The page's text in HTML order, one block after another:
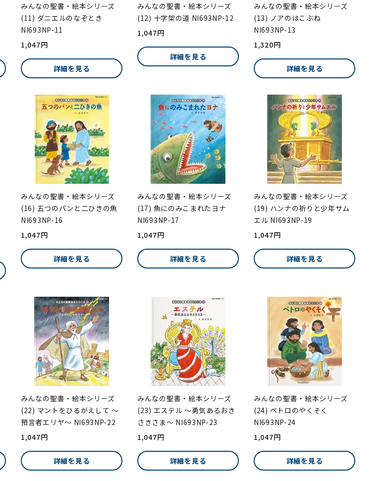
みんなの聖書・絵本シリーズ
(11) ダニエルのなぞとき
NI693NP-11
1,047円
詳細を見る
みんなの聖書・絵本シリーズ
(12) 十字架の道 NI693NP-12
1,047円
詳細を見る
みんなの聖書・絵本シリーズ
(13) ノアのはこぶね
NI693NP-13
1,320円
詳細を見る
みんなの聖書・絵本シリーズ
(16) 五つのパンと二ひきの魚
NI693NP-16
1,047円
詳細を見る
みんなの聖書・絵本シリーズ
(17) 魚にのみこまれたヨナ
NI693NP-17
1,047円
詳細を見る
みんなの聖書・絵本シリーズ
(19) ハンナの祈りと少年サム
エル NI693NP-19
1,047円
詳細を見る
みんなの聖書・絵本シリーズ
(22) マントをひるがえして ～
預言者エリヤ～ NI693NP-22
1,047円
詳細を見る
みんなの聖書・絵本シリーズ
(23) エステル ～勇気あるおき
さきさま～ NI693NP-23
1,047円
詳細を見る
みんなの聖書・絵本シリーズ
(24) ペトロのやくそく
NI693NP-24
1,047円
詳細を見る